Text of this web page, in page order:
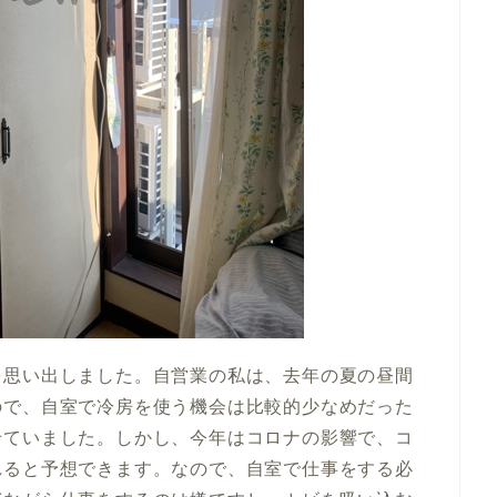
い出しました。自営業の私は、去年の夏の昼間
、自室で冷房を使う機会は比較的少なめだった
いました。しかし、今年はコロナの影響で、コ
と予想できます。なので、自室で仕事をする必